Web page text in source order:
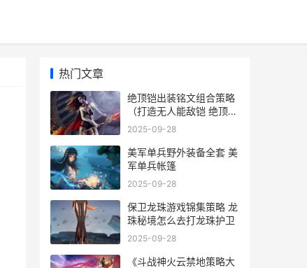
热门文章
绝顶铠出装铭文组合策略
（打造无人能敌铠 绝顶铠
出装铭文怎么出
2025-09-28
美军单兵野外装备全套 美
军单兵帐篷
2025-09-28
保卫龙珠游戏锦集策略 龙
珠秘境怎么去打龙珠护卫
2025-09-28
《斗战神火云禁地策略大